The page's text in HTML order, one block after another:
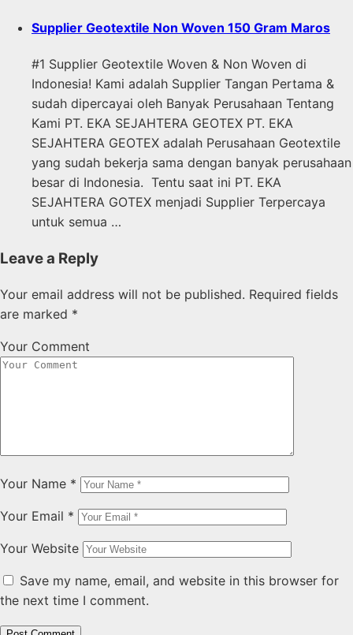
Supplier Geotextile Non Woven 150 Gram Maros
#1 Supplier Geotextile Woven & Non Woven di
Indonesia! Kami adalah Supplier Tangan Pertama &
sudah dipercayai oleh Banyak Perusahaan Tentang
Kami PT. EKA SEJAHTERA GEOTEX PT. EKA
SEJAHTERA GEOTEX adalah Perusahaan Geotextile
yang sudah bekerja sama dengan banyak perusahaan
besar di Indonesia. Tentu saat ini PT. EKA
SEJAHTERA GOTEX menjadi Supplier Terpercaya
untuk semua …
Leave a Reply
Your email address will not be published. Required fields
are marked *
Your Comment
Your Name *
Your Email *
Your Website
Save my name, email, and website in this browser for
the next time I comment.